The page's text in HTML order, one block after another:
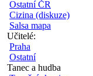
Ostatní ČR
Cizina (diskuze)
Salsa mapa
Učitelé:
Praha
Ostatní
Tanec a hudba